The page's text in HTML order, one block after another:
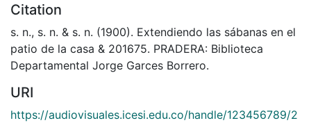
Citation
s. n., s. n. & s. n. (1900). Extendiendo las sábanas en el
patio de la casa & 201675. PRADERA: Biblioteca
Departamental Jorge Garces Borrero.
URI
https://audiovisuales.icesi.edu.co/handle/123456789/2